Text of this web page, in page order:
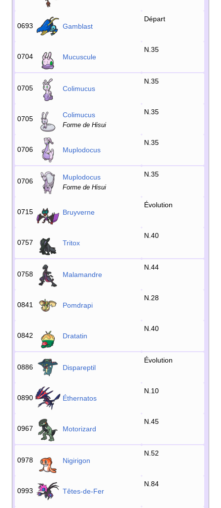
0693 Gamblast
Départ
0704 Mucuscule
N.35
0705 Colimucus
N.35
0705 Colimucus
Forme de Hisui
N.35
0706 Muplodocus
N.35
0706 Muplodocus
Forme de Hisui
N.35
0715 Bruyverne
Évolution
0757 Tritox
N.40
0758 Malamandre
N.44
0841 Pomdrapi
N.28
0842 Dratatin
N.40
0886 Dispareptil
Évolution
0890 Éthernatos
N.10
0967 Motorizard
N.45
0978 Nigirigon
N.52
0993 Têtes-de-Fer
N.84